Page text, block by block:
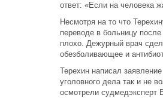
ответ: «Если на человека
Несмотря на то что
переводе в больницу
плохо. Дежурный врач
обезболивающее и
Терехин написал
уголовного дела так и не
осмотрели судмедэксперт